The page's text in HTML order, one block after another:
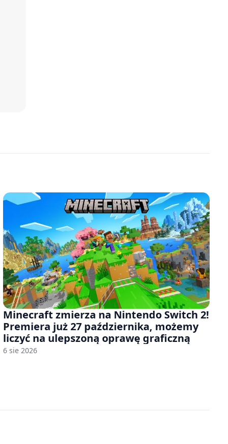
Minecraft zmierza na Nintendo Switch 2!
Premiera już 27 października, możemy
liczyć na ulepszoną oprawę graficzną
6 sie 2026